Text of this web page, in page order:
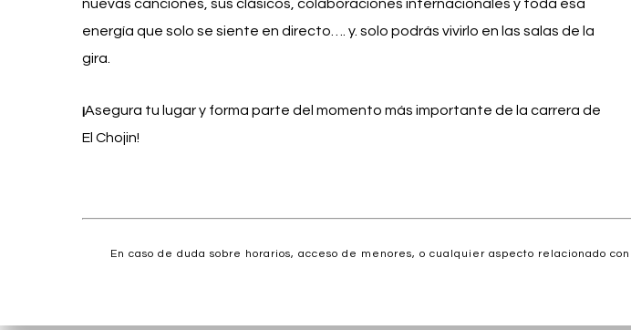
nuevas canciones, sus clásicos, colaboraciones internacionales y toda esa
energía que solo se siente en directo…. y. solo podrás vivirlo en las salas de la
gira.
¡Asegura tu lugar y forma parte del momento más importante de la carrera de
El Chojin!
En caso de duda sobre horarios, acceso de menores, o cualquier aspecto relacionado